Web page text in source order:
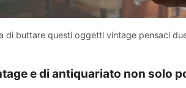
di buttare questi oggetti vintage pensaci
e di antiquariato non solo